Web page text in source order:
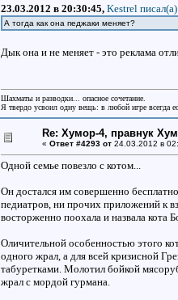
23.03.2012 в 20:30:45, Kestrel писал(a)
А тогда как она педжаки меняет?
Дык она и не меняет - это реклама
Шахматы и разводки... опасное сочетание.
Я твердо усвоил одну вещь: в любой игре всегда
Re: Хумор-4, правнук
« Ответ #4293 от24.03.2012 в
Одной семье повезло с котом...
Он достался им совершенно
педиатров, ни прочих приложений к
восторженно поохала и назвала кота
Оличительной особенностью этого
одного жрал, а для всей кризисной
табуретками. Молотил бойкой
жрал с мордой гурмана.